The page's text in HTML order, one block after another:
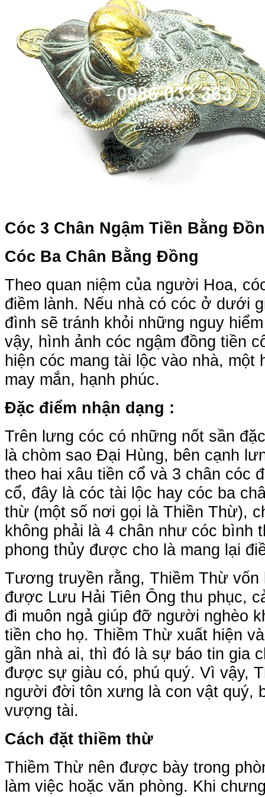
Cóc 3 Chân Ngậm Tiền Bằng
Cóc Ba Chân Bằng Đồng
Theo quan niệm của người Hoa,
điềm lành. Nếu nhà có cóc ở dưới
đình sẽ tránh khỏi những nguy
vậy, hình ảnh cóc ngậm đồng tiền
hiện cóc mang tài lộc vào nhà, một
may mắn, hạnh phúc.
Đặc điểm nhận dạng :
Trên lưng cóc có những nốt sần
là chòm sao Đại Hùng, bên cạnh
theo hai xâu tiền cổ và 3 chân cóc
cổ, đây là cóc tài lộc hay cóc ba
thừ (một số nơi gọi là Thiền Thừ),
không phải là 4 chân như cóc bình
phong thủy được cho là mang lại
Tương truyền rằng, Thiềm Thừ vốn
được Lưu Hải Tiên Ông thu phục,
đi muôn ngả giúp đỡ người nghèo
tiền cho họ. Thiềm Thừ xuất hiện
gần nhà ai, thì đó là sự báo tin gia
được sự giàu có, phú quý. Vì vậy,
người đời tôn xưng là con vật quý,
vượng tài.
Cách đặt thiềm thừ
Thiềm Thừ nên được bày trong
làm việc hoặc văn phòng. Khi